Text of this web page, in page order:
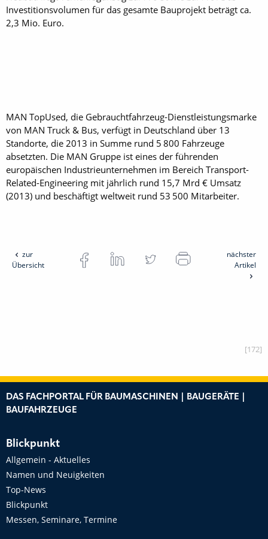
Investitionsvolumen für das gesamte Bauprojekt beträgt ca.
2,3 Mio. Euro.
MAN TopUsed, die Gebrauchtfahrzeug-Dienstleistungsmarke
von MAN Truck & Bus, verfügt in Deutschland über 13
Standorte, die 2013 in Summe rund 5 800 Fahrzeuge
absetzten. Die MAN Gruppe ist eines der führenden
europäischen Industrieunternehmen im Bereich Transport-
Related-Engineering mit jährlich rund 15,7 Mrd € Umsatz
(2013) und beschäftigt weltweit rund 53 500 Mitarbeiter.
zur
Übersicht
nächster
Artikel
[172]
DAS FACHPORTAL FÜR BAUMASCHINEN | BAUGERÄTE |
BAUFAHRZEUGE
Blickpunkt
Allgemein - Aktuelles
Namen und Neuigkeiten
Top-News
Blickpunkt
Messen, Seminare, Termine